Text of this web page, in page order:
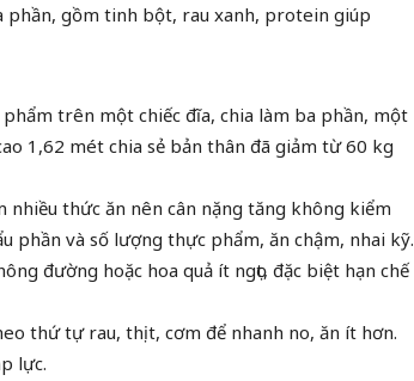
phần, gồm tinh bột, rau xanh, protein giúp
trên một chiếc đĩa, chia làm ba phần, một
1,62 mét chia sẻ bản thân đã giảm từ 60 kg
thức ăn nên cân nặng tăng không kiểm
phần và số lượng thực phẩm, ăn chậm, nhai kỹ.
đường hoặc hoa quả ít ngọt, đặc biệt hạn chế
thứ tự rau, thịt, cơm để nhanh no, ăn ít hơn.
lực.